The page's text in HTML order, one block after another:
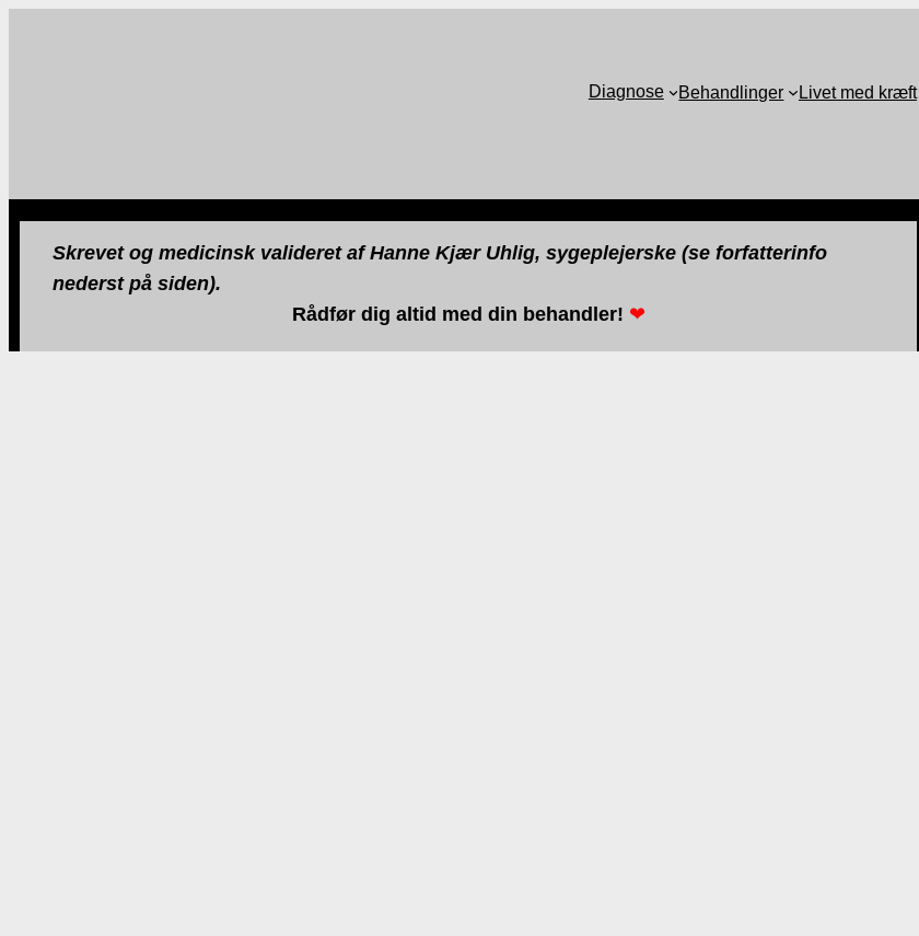
Diagnose Behandlinger Livet med kræft
Skrevet og medicinsk valideret af Hanne Kjær Uhlig, sygeplejerske (se forfatterinfo
nederst på siden).
Rådfør dig altid med din behandler! ❤